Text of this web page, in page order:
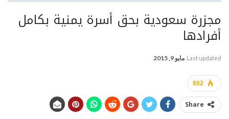
مجزرة سعودية بحق أسرة يمنية بكامل
أفرادها
Last updated مايو 9, 2015
882
Share